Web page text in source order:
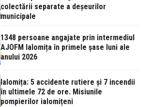
colectării separate a deșeurilor
municipale
1348 persoane angajate prin intermediul
AJOFM Ialomița în primele șase luni ale
anului 2026
Ialomița: 5 accidente rutiere și 7 incendii
în ultimele 72 de ore. Misiunile
pompierilor ialomițeni